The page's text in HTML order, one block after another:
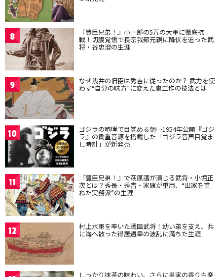
8 『豊臣兄弟！』小一郎の5万の大軍に徹底抗
戦！切腹覚悟で長宗我部元親に降伏を迫った武
将・谷忠澄の生涯
9 なぜ浅井の旧臣は秀吉に従ったのか？ 武力を使
わず“自分の味方”に変えた裏工作の技法とは
10 ゴジラの咆哮で目覚める朝…1954年公開『ゴジ
ラ』の貴重音源を搭載した「ゴジラ音声目覚ま
し時計」が新発売
11 『豊臣兄弟！』で萩原護が演じる武将・小堀正
次とは？秀長・秀吉・家康が重用、“出家を重
ねた実務派”の生涯
12 村上水軍を率いた戦国武将！幼い弟を支え、共
に海へ散った得居通幸の波乱に満ちた生涯
しっかり抹茶の味わい、さらに果実の香りも楽